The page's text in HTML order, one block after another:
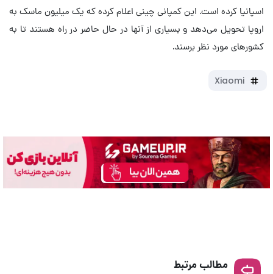
اسپانیا کرده است. این کمپانی چینی اعلام کرده که یک میلیون ماسک به
اروپا تحویل می‌دهد و بسیاری از آنها در حال حاضر در راه هستند تا به
کشورهای مورد نظر برسند.
Xiaomi
مطالب مرتبط